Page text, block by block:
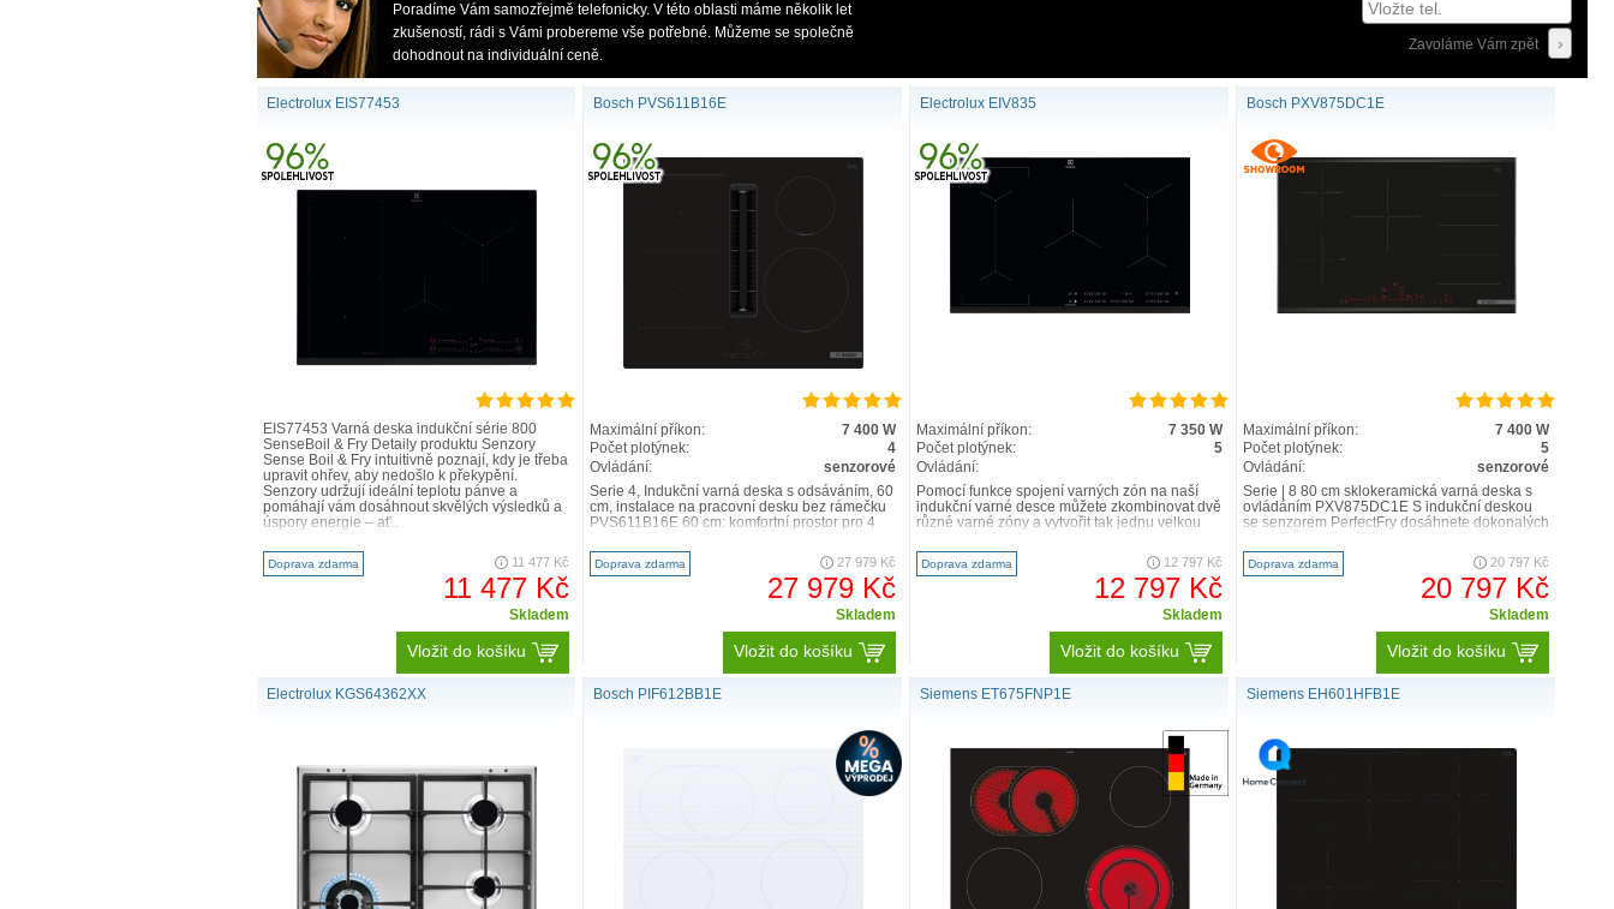
Poradíme Vám samozřejmě telefonicky. V této oblasti máme několik let
zkušeností, rádi s Vámi probereme vše potřebné. Můžeme se společně
dohodnout na individuální ceně.
Zavoláme Vám zpět
Electrolux EIS77453
EIS77453 Varná deska indukční série 800
SenseBoil & Fry Detaily produktu Senzory
Sense Boil & Fry intuitivně poznají, kdy je třeba
upravit ohřev, aby nedošlo k překypění.
Senzory udržují ideální teplotu pánve a
pomáhají vám dosáhnout skvělých výsledků a
úspory energie – ať..
Doprava zdarma 11 477 Kč
11 477 Kč
Skladem
Vložit do košíku
Bosch PVS611B16E
Maximální příkon:
7 400 W
Počet plotýnek:
4
Ovládání:
senzorové
Serie 4, Indukční varná deska s odsáváním, 60
cm, instalace na pracovní desku bez rámečku
PVS611B16E 60 cm: komfortní prostor pro 4
Doprava zdarma 27 979 Kč
27 979 Kč
Skladem
Vložit do košíku
Electrolux EIV835
Maximální příkon:
7 350 W
Počet plotýnek:
5
Ovládání:
Pomocí funkce spojení varných zón na naší
indukční varné desce můžete zkombinovat dvě
různé varné zóny a vytvořit tak jednu velkou
Doprava zdarma 12 797 Kč
12 797 Kč
Skladem
Vložit do košíku
Bosch PXV875DC1E
Maximální příkon:
7 400 W
Počet plotýnek:
5
Ovládání:
senzorové
Serie | 8 80 cm sklokeramická varná deska s
ovládáním PXV875DC1E S indukční deskou
se senzorem PerfectFry dosáhnete dokonalých
Doprava zdarma 20 797 Kč
20 797 Kč
Skladem
Vložit do košíku
Electrolux KGS64362XX Bosch PIF612BB1E Siemens ET675FNP1E Siemens EH601HFB1E